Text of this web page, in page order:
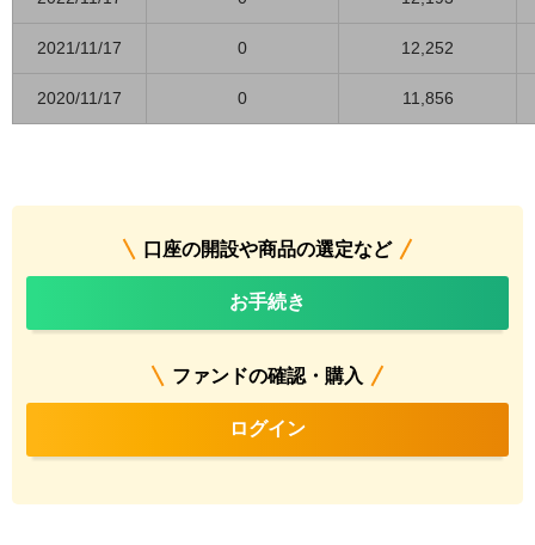
2021/11/17 0 12,252
2020/11/17 0 11,856
口座の開設や商品の選定など
お手続き
ファンドの確認・購入
ログイン